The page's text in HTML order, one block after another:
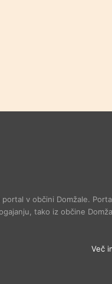
v občini Domžale.
tako iz občine
Več